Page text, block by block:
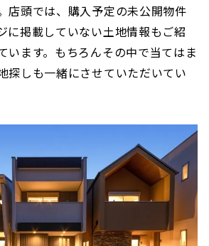
店頭では、購入予定の未公開物件
に掲載していない土地情報もご紹
います。もちろんその中で当てはま
探しも一緒にさせていただいてい